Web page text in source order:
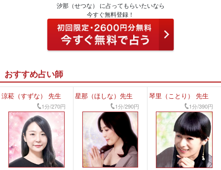
汐那（せつな） に占ってもらいたいなら
今すぐ無料登録！
おすすめ占い師
涼菘（すずな） 先生
1分/270円
星那（ほしな）先生
1分/290円
琴里（ことり） 先生
1分/390円